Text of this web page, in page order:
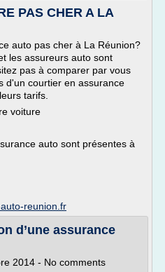
PAS CHER A LA
auto pas cher à La Réunion?
les assureurs auto sont
pas à comparer par vous
d'un courtier en assurance
tarifs.
voiture
auto sont présentes à
reunion.fr
d’une assurance
2014 - No comments